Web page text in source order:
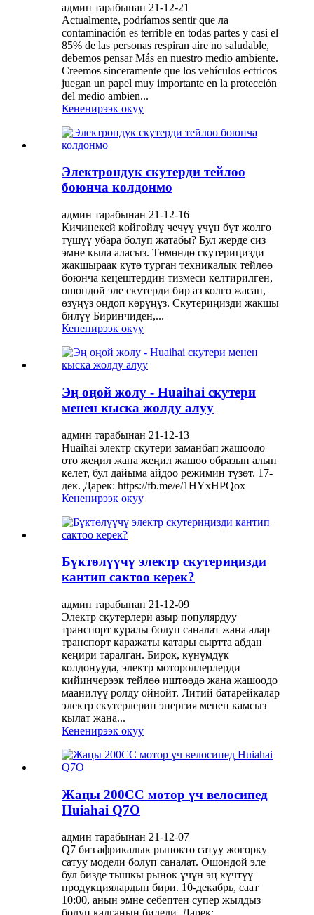
админ тарабынан 21-12-21
Actualmente, podríamos sentir que ла
contaminación es terrible en todas partes y casi el
85% de las personas respiran aire no saludable,
debemos pensar Más en nuestro medio ambiente.
Creemos sinceramente que los vehículos ectricos
juegan un papel muy importante en la protección
del medio ambien...
Кененирээк окуу
Электрондук скутерди тейлөө
боюнча колдонмо
админ тарабынан 21-12-16
Кичинекей көйгөйдү чечүү үчүн бүт жолго
түшүү убара болуп жатабы? Бул жерде сиз
эмне кыла аласыз. Төмөндө скутериңизди
жакшыраак күтө турган техникалык тейлөө
боюнча кеңештердин тизмеси келтирилген,
ошондой эле скутерди бир аз колго жасап,
өзүңүз оңдоп көрүңүз. Скутериңизди жакшы
билүү Биринчиден,...
Кененирээк окуу
Эң оңой жолу - Huaihai скутери
менен кыска жолду алуу
админ тарабынан 21-12-13
Huaihai электр скутери заманбап жашоодо
өтө жеңил жана жеңил жашоо образын алып
келет, бул дайыма айдоо режимин түзөт. 17-
дек. Дарек: https://fb.me/e/1HYxHPQox
Кененирээк окуу
Бүктөлүүчү электр скутериңизди
кантип сактоо керек?
админ тарабынан 21-12-09
Электр скутерлери азыр популярдуу
транспорт куралы болуп саналат жана алар
транспорт каражаты катары сыртта абдан
кеңири таралган. Бирок, күнүмдүк
колдонууда, электр мотороллерлерди
кийинчерээк тейлөө иштөөдө жана жашоодо
маанилүү ролду ойнойт. Литий батарейкалар
электр скутерлерин энергия менен камсыз
кылат жана...
Кененирээк окуу
Жаңы 200CC мотор үч велосипед
Huiahai Q7O
админ тарабынан 21-12-07
Q7 биз африкалык рынокто сатуу жогорку
сатуу модели болуп саналат. Ошондой эле
бул бизде тышкы рынок үчүн эң күчтүү
продукциялардын бири. 10-декабрь, саат
10:00, анын эмне себептен супер жылдыз